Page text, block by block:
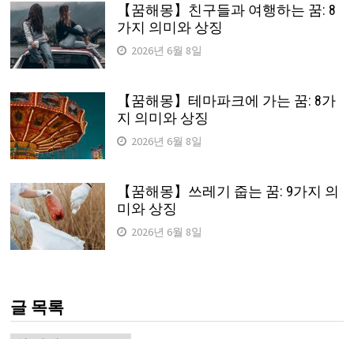
【꿈해몽】친구들과 여행하는 꿈: 8
가지 의미와 상징
2026년 6월 8일
【꿈해몽】테마파크에 가는 꿈: 8가
지 의미와 상징
2026년 6월 8일
【꿈해몽】쓰레기 줍는 꿈: 9가지 의
미와 상징
2026년 6월 8일
글 목록